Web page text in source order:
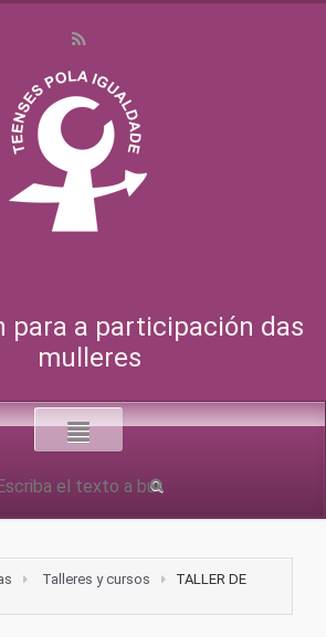
para a participación das
mulleres
Talleres y cursos
TALLER DE